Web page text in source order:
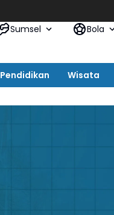
Sumsel Bola
Pendidikan Wisata